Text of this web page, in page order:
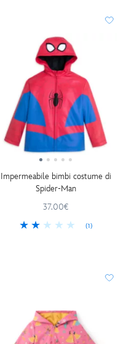
Impermeabile bimbi costume di
Spider-Man
37.00€
(1)